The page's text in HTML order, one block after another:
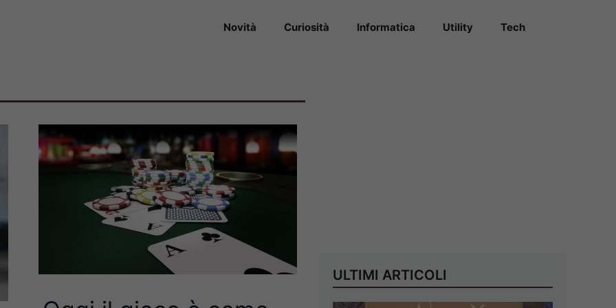
Novità Curiosità Informatica Utility Tech
ULTIMI ARTICOLI